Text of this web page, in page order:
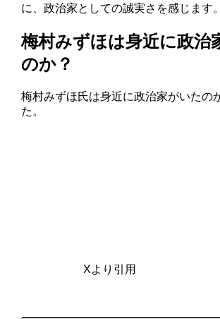
に、政治家としての誠実さを感じます。
梅村みずほは身近に政治
のか？
梅村みずほ氏は身近に政治家がいたの
た。
Xより引用